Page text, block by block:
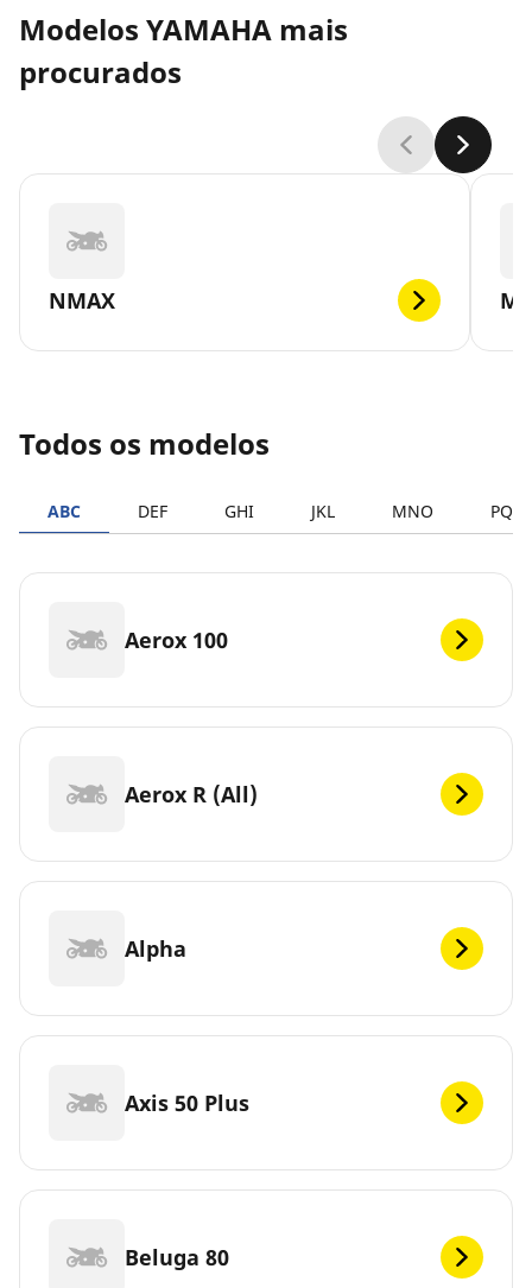
Modelos YAMAHA mais
procurados
NMAX
Todos os modelos
ABC DEF GHI JKL MNO PQRS
Aerox 100
Aerox R (All)
Alpha
Axis 50 Plus
Beluga 80